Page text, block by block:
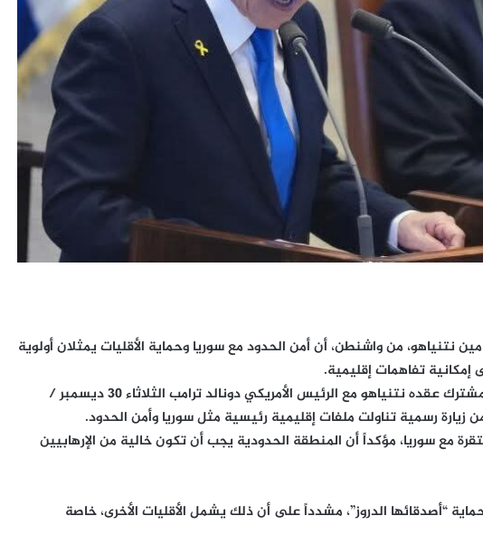
نتنياهو، من واشنطن، أن أمن الحدود مع سوريا وحماية الأقليات يمثلان أولوية
إمكانية تفاهمات إقليمية.
جاءت هذه التصريحات خلال مؤتمر صحفي مشترك عقده نتنياهو مع الرئيس الأمريكي دونالد ترامب الثلاثاء 30 ديسمبر /
زيارة رسمية تناولت ملفات إقليمية رئيسية مثل سوريا وأمن الحدود.
مع سوريا، مؤكداً أن المنطقة الحدودية يجب أن تكون خالية من الإرهابيين
“أصدقائها الدروز”، مشدداً على أن ذلك يشمل الأقليات الأخرى، خاصة